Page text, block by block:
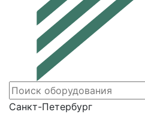
Санкт-Петербург